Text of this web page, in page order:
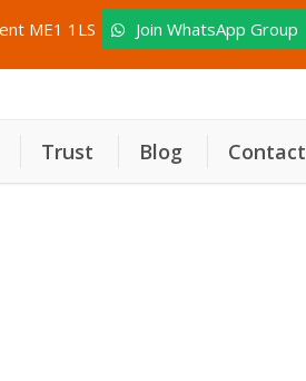
ME1 1LS Join WhatsApp Group
Trust Blog Contact